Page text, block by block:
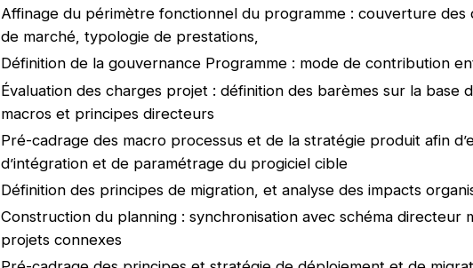
Affinage du périmètre fonctionnel du programme : couverture des
de marché, typologie de prestations,
Définition de la gouvernance Programme : mode de contribution
Évaluation des charges projet : définition des barèmes sur la base
macros et principes directeurs
Pré-cadrage des macro processus et de la stratégie produit afin
d’intégration et de paramétrage du progiciel cible
Définition des principes de migration, et analyse des impacts
Construction du planning : synchronisation avec schéma directeur
projets connexes